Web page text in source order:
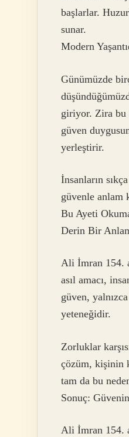
başlarlar.
sunar.
Modern
Günümüzde
giriyor. Zira bu
güven
yerleştirir.
İnsanların
güvenle anlam
Bu Ayeti
Derin Bir
Ali İmran 154.
asıl amacı,
güven,
yeteneğidir.
Zorluklar
çözüm, kişinin
tam da bu
Sonuç:
Ali İmran 154.